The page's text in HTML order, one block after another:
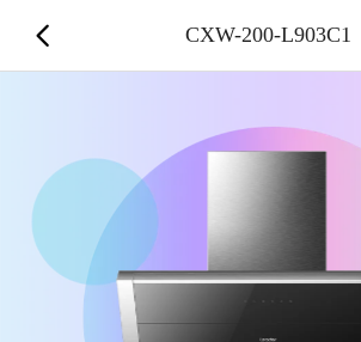
CXW-200-L903C1